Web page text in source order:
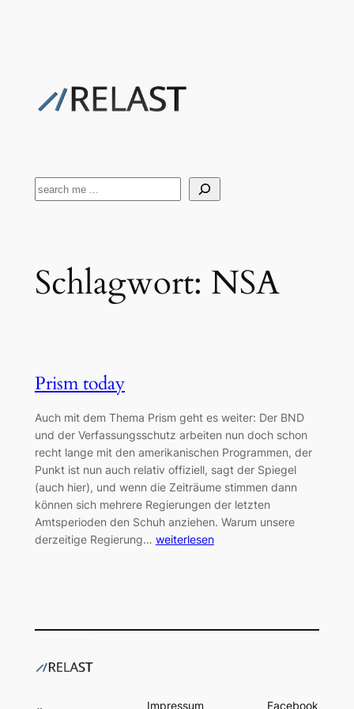
Suchen
Schlagwort: NSA
Prism today
Auch mit dem Thema Prism geht es weiter: Der BND
und der Verfassungsschutz arbeiten nun doch schon
recht lange mit den amerikanischen Programmen, der
Punkt ist nun auch relativ offiziell, sagt der Spiegel
(auch hier), und wenn die Zeiträume stimmen dann
können sich mehrere Regierungen der letzten
Amtsperioden den Schuh anziehen. Warum unsere
derzeitige Regierung… weiterlesen
Impressum Facebook